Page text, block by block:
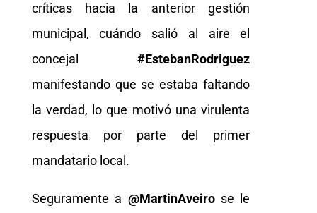
críticas hacia la anterior gestión
municipal, cuándo salió al aire el
concejal#EstebanRodriguez
manifestando que se estaba faltando
la verdad, lo que motivó una virulenta
respuesta por parte del primer
mandatario local.
Seguramente a @MartinAveiro se le